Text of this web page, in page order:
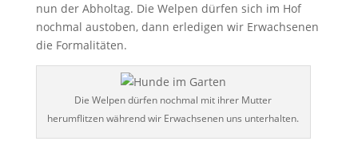
nun der Abholtag. Die Welpen dürfen sich im Hof
nochmal austoben, dann erledigen wir Erwachsenen
die Formalitäten.
Die Welpen dürfen nochmal mit ihrer Mutter
herumflitzen während wir Erwachsenen uns unterhalten.